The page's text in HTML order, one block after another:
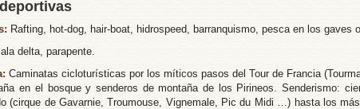
Rafting, hot-dog, hair-boat, hidrospeed, barranquismo, pesca en los
ala delta, parapente.
Caminatas cicloturísticas por los míticos pasos del Tour de Francia
en el bosque y senderos de montaña de los Pirineos. Senderismo:
(cirque de Gavarnie, Troumouse, Vignemale, Pic du Midi …) hasta los